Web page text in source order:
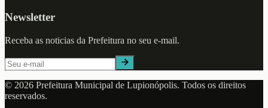
Newsletter
Receba as noticias da Prefeitura no seu e-mail.
© 2026 Prefeitura Municipal de Lupionópolis. Todos os direitos
reservados.